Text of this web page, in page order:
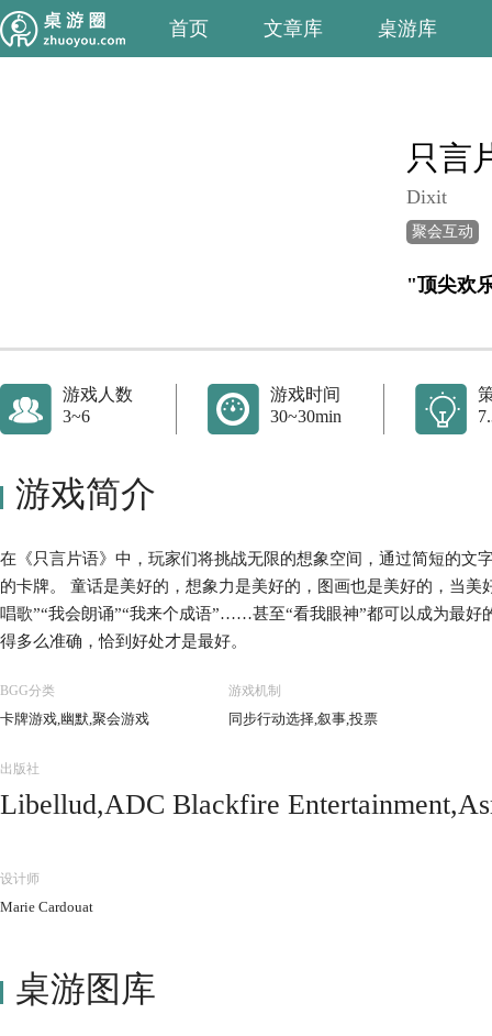
首页 文章库 桌游库
只言
Dixit
聚会互动
"顶尖欢
游戏人数
3~6
游戏时间
30~30min
游戏简介
在《只言片语》中，玩家们将挑战无限的想象空间，通过简短的文
的卡牌。 童话是美好的，想象力是美好的，图画也是美好的，当
唱歌”“我会朗诵”“我来个成语”……甚至“看我眼神”都可以成为最好
得多么准确，恰到好处才是最好。
BGG分类
卡牌游戏,幽默,聚会游戏
游戏机制
同步行动选择,叙事,投票
出版社
Libellud,ADC Blackfire
ssa Chess & Games,Korea Boardgames
af,Nordic Games GmbH,Paladium
设计师
Marie Cardouat
桌游图库